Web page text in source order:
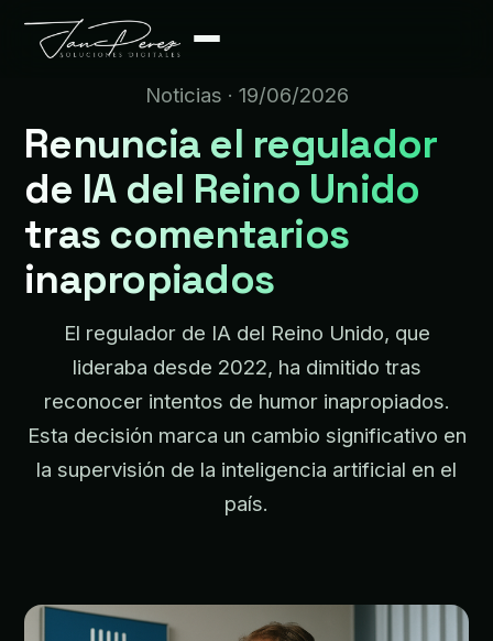
Noticias · 19/06/2026
Renuncia el regulador
de IA del Reino Unido
tras comentarios
inapropiados
El regulador de IA del Reino Unido, que
lideraba desde 2022, ha dimitido tras
reconocer intentos de humor inapropiados.
Esta decisión marca un cambio significativo en
la supervisión de la inteligencia artificial en el
país.